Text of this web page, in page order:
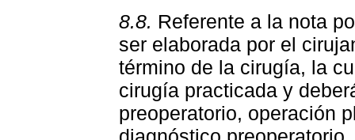
8.8. Referente a la nota
ser elaborada por el
término de la cirugía, la
cirugía practicada y
preoperatorio, operación